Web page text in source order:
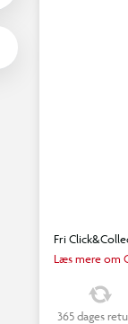
Fri
Læs mere om
365 dages